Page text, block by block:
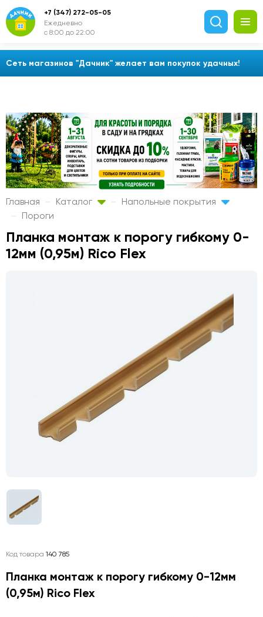
Сеть магазинов "Дачник" желает вам покупок удачных!
+7 (347) 272-05-05
Ежедневно
с 8:00 до 22:00
Главная Каталог
Напольные покрытия
Пороги
Планка монтаж к порогу гибкому 0-
12мм (0,95м) Rico Flex
Код товара 140 785
Планка монтаж к порогу гибкому 0-12мм
(0,95м) Rico Flex